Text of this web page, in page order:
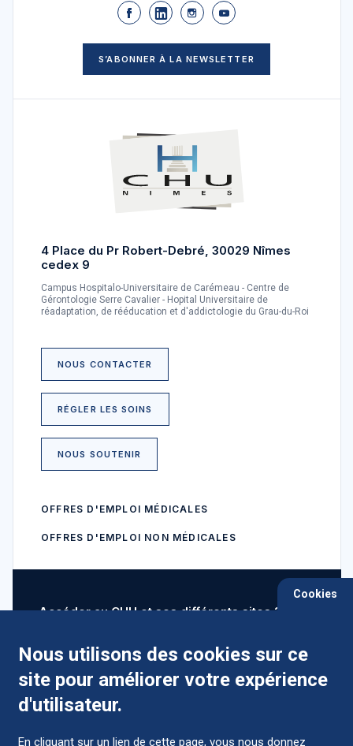
S’ABONNER À LA NEWSLETTER
4 Place du Pr Robert-Debré, 30029 Nîmes
cedex 9
Campus Hospitalo-Universitaire de Carémeau - Centre de
Gérontologie Serre Cavalier - Hopital Universitaire de
réadaptation, de rééducation et d'addictologie du Grau-du-Roi
NOUS CONTACTER
RÉGLER LES SOINS
NOUS SOUTENIR
OFFRES D'EMPLOI MÉDICALES
OFFRES D'EMPLOI NON MÉDICALES
Accéder au CHU et ses différents sites ?
Comment préparer mon hospitalisation ?
Cookies
Nous utilisons des cookies sur ce
site pour améliorer votre expérience
d'utilisateur.
En cliquant sur un lien de cette page, vous nous donnez